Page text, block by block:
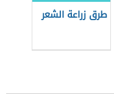
طرق زراعة الشعر